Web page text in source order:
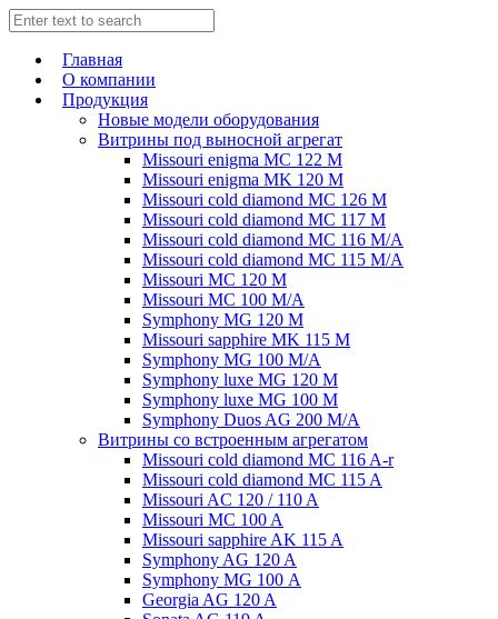
Главная
О компании
Продукция
Новые модели оборудования
Витрины под выносной агрегат
Missouri enigma MC 122 M
Missouri enigma MK 120 M
Missouri cold diamond MC 126 M
Missouri cold diamond MC 117 M
Missouri cold diamond MC 116 M/A
Missouri cold diamond MC 115 M/A
Missouri MC 120 M
Missouri MC 100 M/A
Symphony MG 120 M
Missouri sapphire MK 115 M
Symphony MG 100 M/А
Symphony luxe MG 120 M
Symphony luxe MG 100 M
Symphony Duos AG 200 M/A
Витрины со встроенным агрегатом
Missouri cold diamond MC 116 A-r
Missouri cold diamond MC 115 A
Missouri AC 120 / 110 A
Missouri MC 100 A
Missouri sapphire AK 115 A
Symphony AG 120 A
Symphony MG 100 А
Georgia AG 120 A